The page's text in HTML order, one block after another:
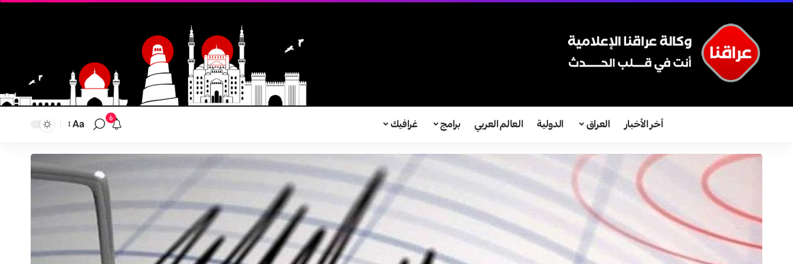
آخر الأخبار العراق الدولية العالم العربي برامج غرافيك 6
تغيير
Aa